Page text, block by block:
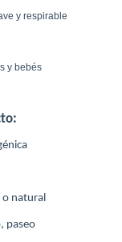
y respirable
y bebés
natural
paseo